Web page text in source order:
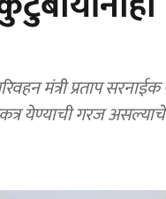
येण्याची गरज असल्याचे